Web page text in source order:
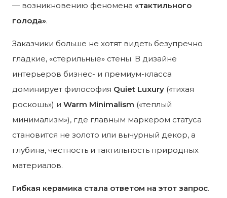
— возникновению феномена «тактильного
голода».
Заказчики больше не хотят видеть безупречно
гладкие, «стерильные» стены. В дизайне
интерьеров бизнес- и премиум-класса
доминирует философия Quiet Luxury («тихая
роскошь») и Warm Minimalism («теплый
минимализм»), где главным маркером статуса
становится не золото или вычурный декор, а
глубина, честность и тактильность природных
материалов.
Гибкая керамика стала ответом на этот запрос.